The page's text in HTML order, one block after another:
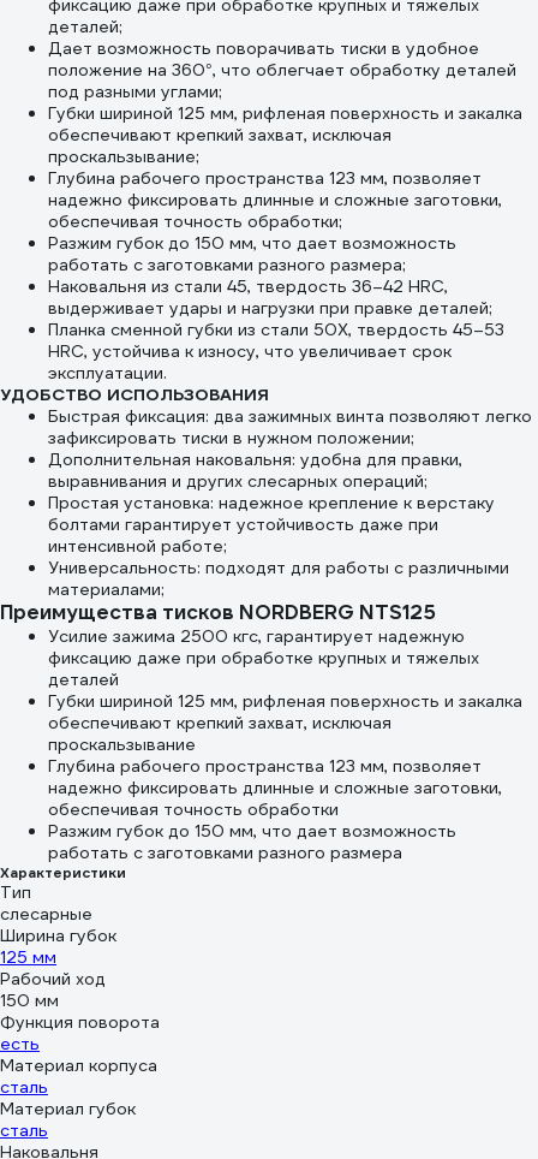
фиксацию даже при обработке крупных и тяжелых
деталей;
Дает возможность поворачивать тиски в удобное
положение на 360°, что облегчает обработку деталей
под разными углами;
Губки шириной 125 мм, рифленая поверхность и закалка
обеспечивают крепкий захват, исключая
проскальзывание;
Глубина рабочего пространства 123 мм, позволяет
надежно фиксировать длинные и сложные заготовки,
обеспечивая точность обработки;
Разжим губок до 150 мм, что дает возможность
работать с заготовками разного размера;
Наковальня из стали 45, твердость 36–42 HRC,
выдерживает удары и нагрузки при правке деталей;
Планка сменной губки из стали 50Х, твердость 45–53
HRC, устойчива к износу, что увеличивает срок
эксплуатации.
УДОБСТВО ИСПОЛЬЗОВАНИЯ
Быстрая фиксация: два зажимных винта позволяют легко
зафиксировать тиски в нужном положении;
Дополнительная наковальня: удобна для правки,
выравнивания и других слесарных операций;
Простая установка: надежное крепление к верстаку
болтами гарантирует устойчивость даже при
интенсивной работе;
Универсальность: подходят для работы с различными
материалами;
Преимущества тисков NORDBERG NTS125
Усилие зажима 2500 кгс, гарантирует надежную
фиксацию даже при обработке крупных и тяжелых
деталей
Губки шириной 125 мм, рифленая поверхность и закалка
обеспечивают крепкий захват, исключая
проскальзывание
Глубина рабочего пространства 123 мм, позволяет
надежно фиксировать длинные и сложные заготовки,
обеспечивая точность обработки
Разжим губок до 150 мм, что дает возможность
работать с заготовками разного размера
Характеристики
Тип
слесарные
Ширина губок
125 мм
Рабочий ход
150 мм
Функция поворота
есть
Материал корпуса
сталь
Материал губок
сталь
Наковальня